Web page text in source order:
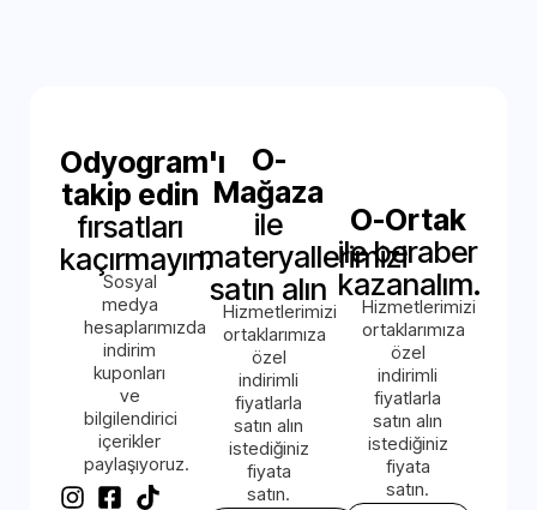
Odyogram'ı
takip edin
fırsatları
kaçırmayın.
Sosyal
medya
hesaplarımızda
indirim
kuponları
ve
bilgilendirici
içerikler
paylaşıyoruz.
O-
Mağaza
ile
materyallerimizi
satın alın
Hizmetlerimizi
ortaklarımıza
özel
indirimli
fiyatlarla
satın alın
istediğiniz
fiyata
satın.
O-Ortak
ile beraber
kazanalım.
Hizmetlerimizi
ortaklarımıza
özel
indirimli
fiyatlarla
satın alın
istediğiniz
fiyata
satın.